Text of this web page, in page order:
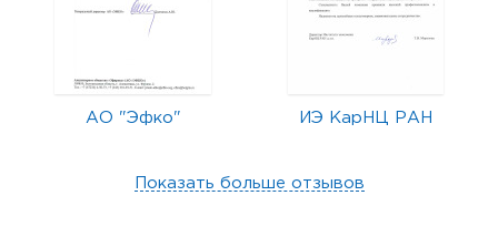
АО "Эфко" ИЭ КарНЦ РАН
Показать больше отзывов